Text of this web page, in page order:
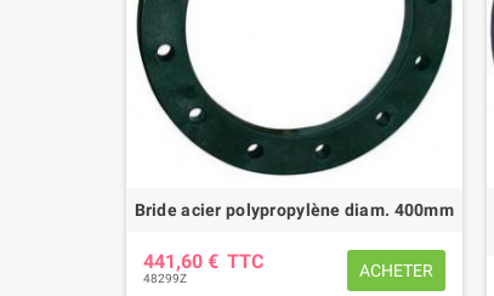
Bride acier polypropylène diam. 400mm
441,60 € TTC
48299Z ACHETER